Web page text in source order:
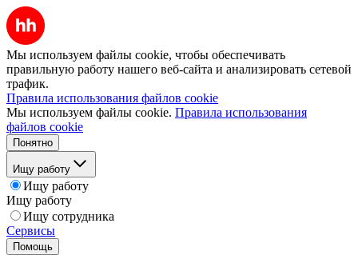
Мы используем файлы cookie, чтобы обеспечивать
правильную работу нашего веб-сайта и анализировать сетевой
трафик.
Правила использования файлов cookie
Мы используем файлы cookie. Правила использования
файлов cookie
Понятно
Ищу работу
Ищу работу
Ищу работу
Ищу сотрудника
Сервисы
Помощь